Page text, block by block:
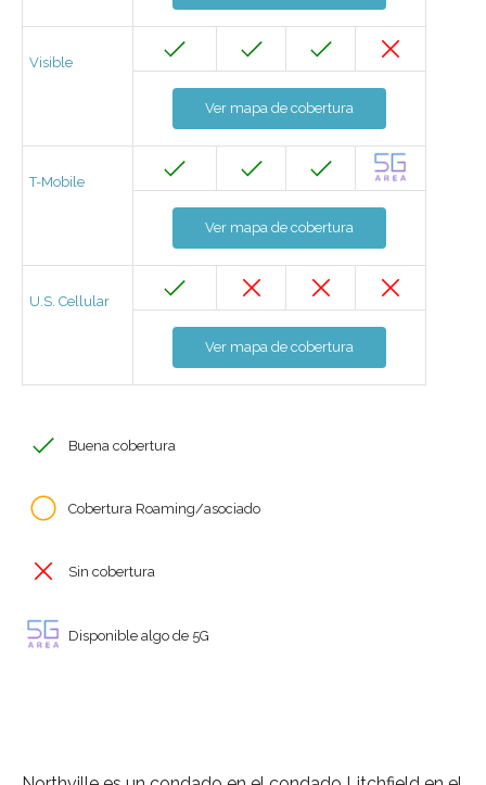
Visible
Ver mapa de cobertura
T-Mobile
Ver mapa de cobertura
U.S. Cellular
Ver mapa de cobertura
Buena cobertura
Cobertura Roaming/asociado
Sin cobertura
Disponible algo de 5G